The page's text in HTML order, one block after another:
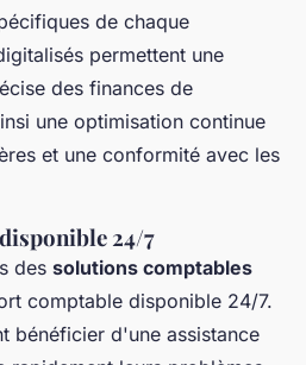
de chaque
permettent une
des finances de
une optimisation continue
et une conformité avec les
24/7
des solutions comptables
comptable disponible 24/7.
bénéficier d'une assistance